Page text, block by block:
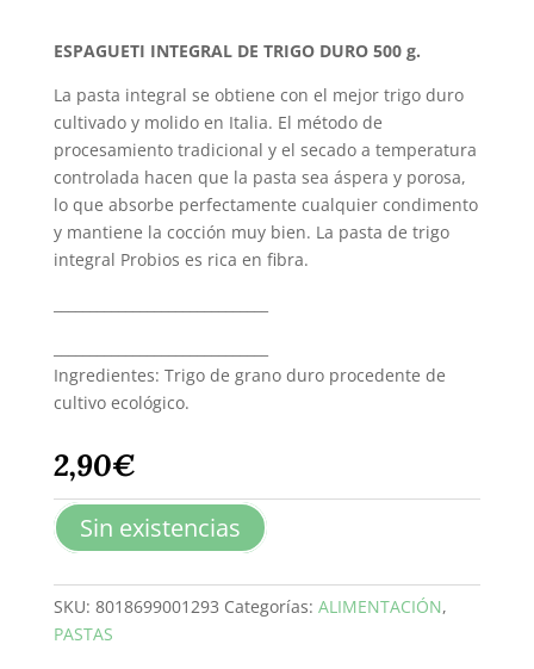
ESPAGUETI INTEGRAL DE TRIGO DURO 500 g.
La pasta integral se obtiene con el mejor trigo duro
cultivado y molido en Italia. El método de
procesamiento tradicional y el secado a temperatura
controlada hacen que la pasta sea áspera y porosa,
lo que absorbe perfectamente cualquier condimento
y mantiene la cocción muy bien. La pasta de trigo
integral Probios es rica en fibra.
Ingredientes: Trigo de grano duro procedente de
cultivo ecológico.
2,90€
Sin existencias
SKU: 8018699001293 Categorías: ALIMENTACIÓN,
PASTAS